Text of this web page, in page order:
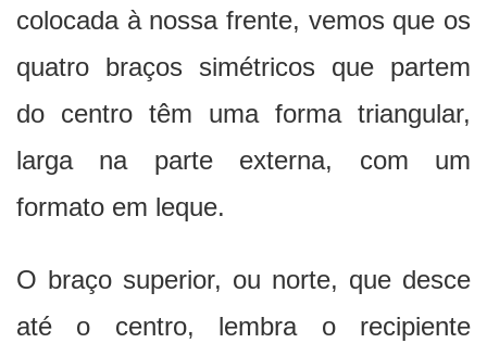
colocada à nossa frente, vemos que os
quatro braços simétricos que partem
do centro têm uma forma triangular,
larga na parte externa, com um
formato em leque.
O braço superior, ou norte, que desce
até o centro, lembra o recipiente